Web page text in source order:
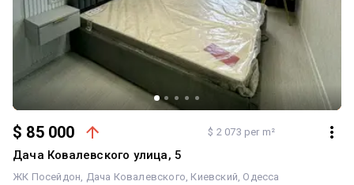
$ 85 000 $ 2 073 per m²
Дача Ковалевского улица, 5
ЖК Посейдон Дача Ковалевского Киевский Одесса